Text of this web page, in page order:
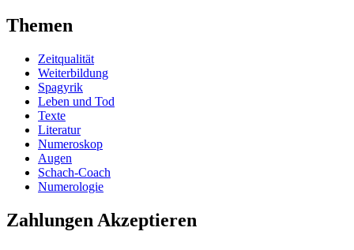
Themen
Zeitqualität
Weiterbildung
Spagyrik
Leben und Tod
Texte
Literatur
Numeroskop
Augen
Schach-Coach
Numerologie
Zahlungen Akzeptieren